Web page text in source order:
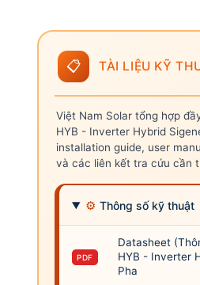
📋 TÀI LIỆU KỸ
Việt Nam Solar tổng hợp
HYB - Inverter Hybrid
installation guide, user
và các liên kết tra cứu cần
⚙ Thông số kỹ thuật
PDF
Datasheet
HYB - Inverter
Pha